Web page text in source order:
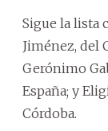
Sigue la lista
Jiménez, del
Gerónimo
España; y
Córdoba.